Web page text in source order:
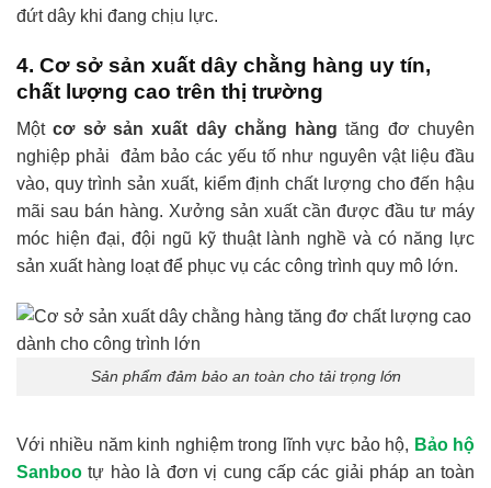
đứt dây khi đang chịu lực.
4. Cơ sở sản xuất dây chằng hàng uy tín,
chất lượng cao trên thị trường
Mộtcơ sở sản xuất dây chằng hàng tăng đơ chuyên
nghiệp phải đảm bảo các yếu tố như nguyên vật liệu đầu
vào, quy trình sản xuất, kiểm định chất lượng cho đến hậu
mãi sau bán hàng. Xưởng sản xuất cần được đầu tư máy
móc hiện đại, đội ngũ kỹ thuật lành nghề và có năng lực
sản xuất hàng loạt để phục vụ các công trình quy mô lớn.
Sản phẩm đảm bảo an toàn cho tải trọng lớn
Với nhiều năm kinh nghiệm trong lĩnh vực bảo hộ, Bảo hộ
Sanboo tự hào là đơn vị cung cấp các giải pháp an toàn